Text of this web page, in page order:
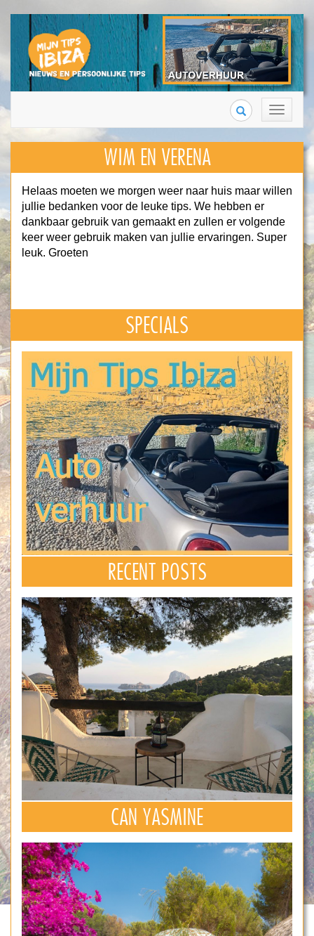
Toggle
navigation
Search
WIM EN VERENA
Helaas moeten we morgen weer naar huis maar willen
jullie bedanken voor de leuke tips. We hebben er
dankbaar gebruik van gemaakt en zullen er volgende
keer weer gebruik maken van jullie ervaringen. Super
leuk. Groeten
SPECIALS
RECENT POSTS
CAN YASMINE